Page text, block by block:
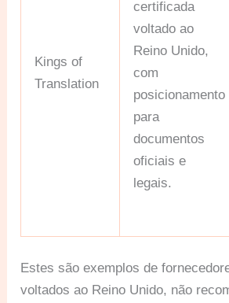
Kings of
Translation
certificada
voltado ao
Reino Unido,
com
posicionamento
para
documentos
oficiais e
legais.
Estes são exemplos de
voltados ao Reino Unido, não